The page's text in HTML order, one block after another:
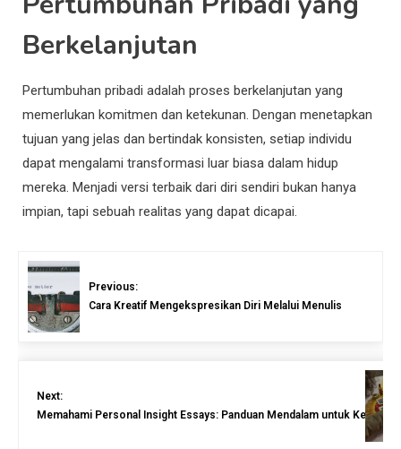
Berkelanjutan
Pertumbuhan pribadi adalah proses berkelanjutan yang
memerlukan komitmen dan ketekunan. Dengan menetapkan
tujuan yang jelas dan bertindak konsisten, setiap individu
dapat mengalami transformasi luar biasa dalam hidup
mereka. Menjadi versi terbaik dari diri sendiri bukan hanya
impian, tapi sebuah realitas yang dapat dicapai.
Previous:
Cara Kreatif Mengekspresikan Diri Melalui Menulis
Next:
Memahami Personal Insight Essays: Panduan Mendalam untuk